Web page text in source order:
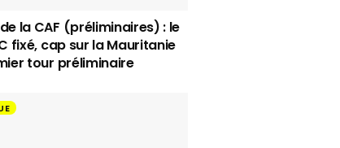
la CAF (préliminaires) : le
fixé, cap sur la Mauritanie
tour préliminaire